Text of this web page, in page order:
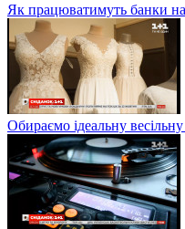
Як працюватимуть банки
Обираємо ідеальну